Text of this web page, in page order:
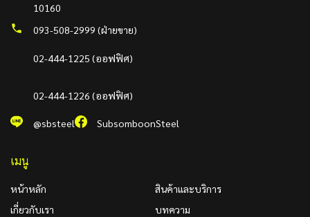
10160
093-508-2999 (ฝ่ายขาย)
02-444-1225 (ออฟฟิศ)
02-444-1226 (ออฟฟิศ)
@sbsteel SubsomboonSteel
เมนู
หน้าหลัก
เกี่ยวกับเรา
สินค้าและบริการ
บทความ